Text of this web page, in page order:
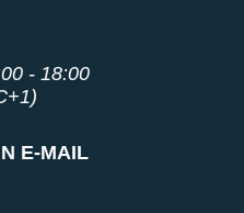
- 18:00
E-MAIL